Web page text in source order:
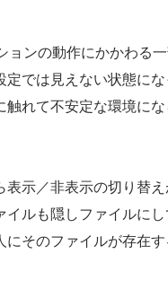
ョンの動作にかかわる
では見えない状態にな
れて不安定な環境にな
表示／非表示の切り替え
ルも隠しファイルにし
にそのファイルが存在す